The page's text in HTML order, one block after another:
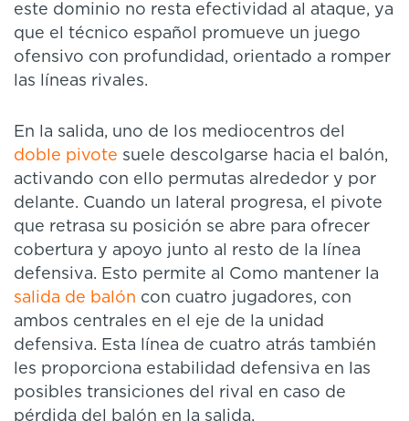
este dominio no resta efectividad al ataque, ya
que el técnico español promueve un juego
ofensivo con profundidad, orientado a romper
las líneas rivales.
En la salida, uno de los mediocentros del
doble pivote suele descolgarse hacia el balón,
activando con ello permutas alrededor y por
delante. Cuando un lateral progresa, el pivote
que retrasa su posición se abre para ofrecer
cobertura y apoyo junto al resto de la línea
defensiva. Esto permite al Como mantener la
salida de balón con cuatro jugadores, con
ambos centrales en el eje de la unidad
defensiva. Esta línea de cuatro atrás también
les proporciona estabilidad defensiva en las
posibles transiciones del rival en caso de
pérdida del balón en la salida.